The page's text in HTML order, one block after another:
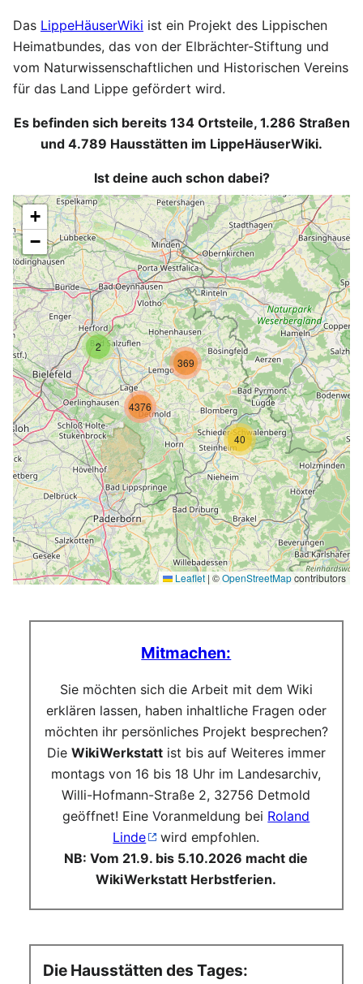
Das LippeHäuserWiki ist ein Projekt des Lippischen
Heimatbundes, das von der Elbrächter-Stiftung und
vom Naturwissenschaftlichen und Historischen Vereins
für das Land Lippe gefördert wird.
Es befinden sich bereits 134 Ortsteile, 1.286 Straßen
und 4.789 Hausstätten im LippeHäuserWiki.
Ist deine auch schon dabei?
2
40
369
4376
+
−
Leaflet | ©OpenStreetMapcontributors
Mitmachen:
Sie möchten sich die Arbeit mit dem Wiki
erklären lassen, haben inhaltliche Fragen oder
möchten ihr persönliches Projekt besprechen?
Die WikiWerkstattist bis auf Weiteres immer
montags von 16 bis 18 Uhr im Landesarchiv,
Willi-Hofmann-Straße 2, 32756 Detmold
geöffnet! Eine Voranmeldung bei Roland
Linde
wird empfohlen.
NB: Vom 21.9. bis 5.10.2026 macht die
WikiWerkstatt Herbstferien.
Die Hausstätten des Tages: